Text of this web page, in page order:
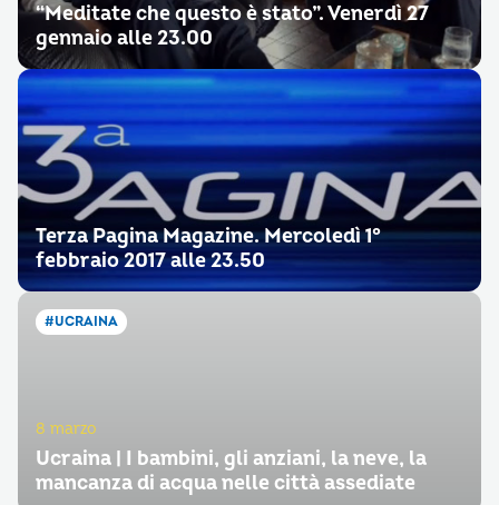
“Meditate che questo è stato”. Venerdì 27
gennaio alle 23.00
Terza Pagina Magazine. Mercoledì 1°
febbraio 2017 alle 23.50
#UCRAINA
8 marzo
Ucraina | I bambini, gli anziani, la neve, la
mancanza di acqua nelle città assediate